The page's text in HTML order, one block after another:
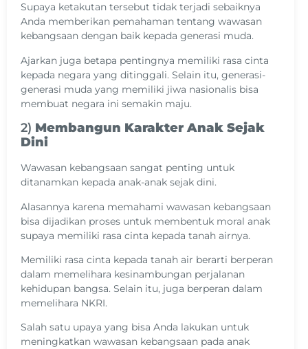
Supaya ketakutan tersebut tidak terjadi sebaiknya
Anda memberikan pemahaman tentang wawasan
kebangsaan dengan baik kepada generasi muda.
Ajarkan juga betapa pentingnya memiliki rasa cinta
kepada negara yang ditinggali. Selain itu, generasi-
generasi muda yang memiliki jiwa nasionalis bisa
membuat negara ini semakin maju.
2) Membangun Karakter Anak Sejak
Dini
Wawasan kebangsaan sangat penting untuk
ditanamkan kepada anak-anak sejak dini.
Alasannya karena memahami wawasan kebangsaan
bisa dijadikan proses untuk membentuk moral anak
supaya memiliki rasa cinta kepada tanah airnya.
Memiliki rasa cinta kepada tanah air berarti berperan
dalam memelihara kesinambungan perjalanan
kehidupan bangsa. Selain itu, juga berperan dalam
memelihara NKRI.
Salah satu upaya yang bisa Anda lakukan untuk
meningkatkan wawasan kebangsaan pada anak